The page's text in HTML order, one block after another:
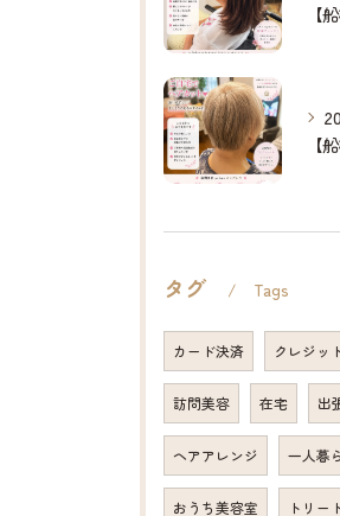
タグ Tags
カード決済 クレジッ
訪問美容 在宅 出
ヘアアレンジ 一人暮
おうち美容室 トリー